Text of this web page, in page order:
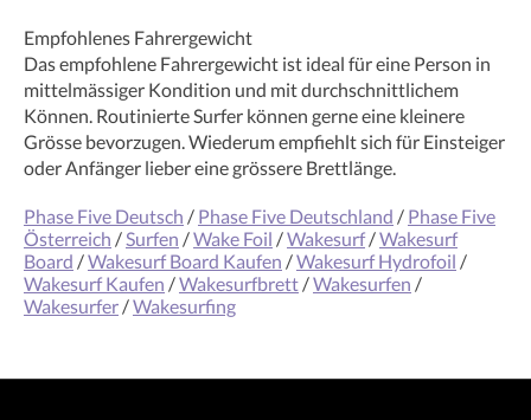
Empfohlenes Fahrergewicht
Das empfohlene Fahrergewicht ist ideal für eine Person in
mittelmässiger Kondition und mit durchschnittlichem
Können. Routinierte Surfer können gerne eine kleinere
Grösse bevorzugen. Wiederum empfiehlt sich für Einsteiger
oder Anfänger lieber eine grössere Brettlänge.
Phase Five Deutsch / Phase Five Deutschland / Phase Five
Österreich / Surfen /Wake Foil /Wakesurf/Wakesurf
Board /Wakesurf Board Kaufen /Wakesurf Hydrofoil /
Wakesurf Kaufen /Wakesurfbrett /Wakesurfen /
Wakesurfer /Wakesurfing